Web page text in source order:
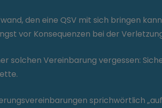
den eine QSV mit sich bringen
vor Konsequenzen bei der
solchen Vereinbarung vergessen:
sprichwörtlich